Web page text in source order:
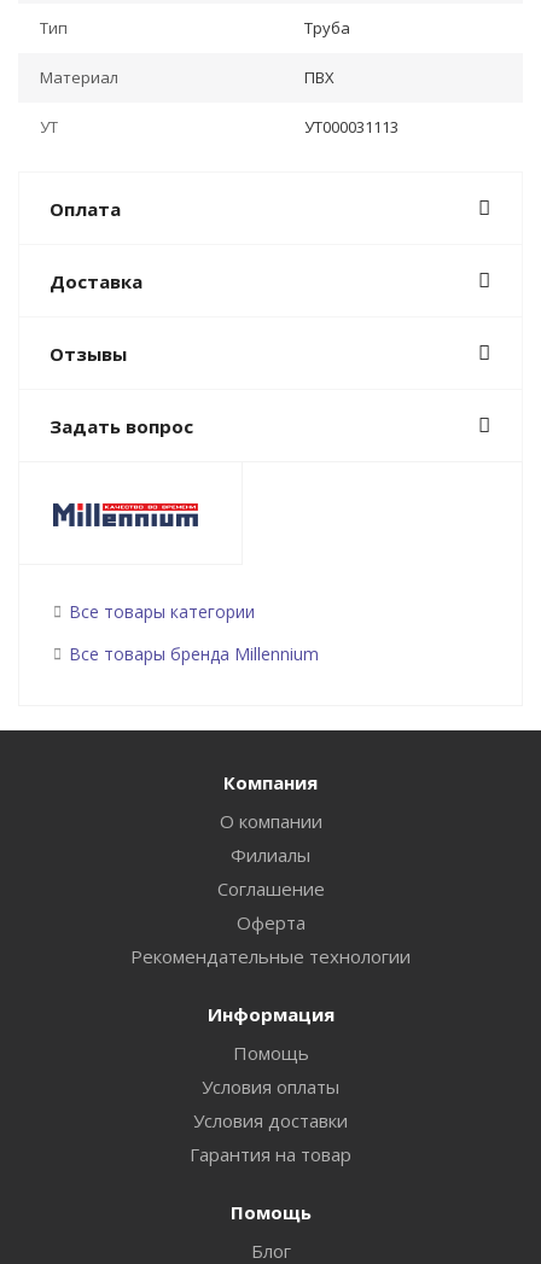
Тип Труба
Материал ПВХ
УТ УТ000031113
Оплата
Доставка
Отзывы
Задать вопрос
Все товары категории
Все товары бренда Millennium
Компания
О компании
Филиалы
Соглашение
Оферта
Рекомендательные технологии
Информация
Помощь
Условия оплаты
Условия доставки
Гарантия на товар
Помощь
Блог